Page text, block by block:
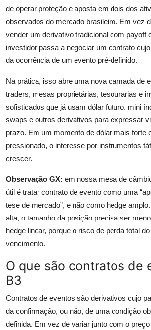
Motores do Brasil
de operar proteção e aposta em dois dos
observados do mercado brasileiro. Em vez
vender um derivativo tradicional com payoff
investidor passa a negociar um contrato
da ocorrência de um evento pré-definido.
Na prática, isso abre uma nova camada de
traders, mesas proprietárias, tesourarias e
sofisticados que já usam dólar futuro, mini
swaps e outros derivativos para expressar
prazo. Em um momento de dólar mais forte
pressionado, o interesse por instrumentos
crescer.
Observação GX: em nossa mesa de
útil é tratar contrato de evento como uma
tese de mercado”, e não como hedge
alta, o tamanho da posição precisa ser
hedge linear, porque o risco de perda total
vencimento.
O que são contratos de
B3
Contratos de eventos são derivativos cujo
da confirmação, ou não, de uma condição
definida. Em vez de variar junto com o